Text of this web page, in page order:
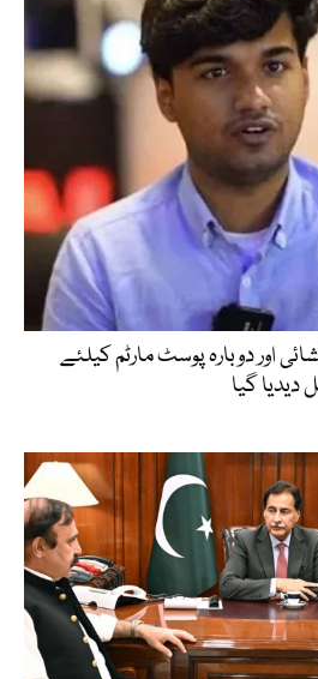
اور دوبارہ پوسٹ مارٹم کیلئے